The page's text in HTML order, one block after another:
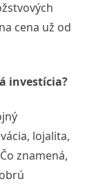
cena už od
investícia?
lojalita,
znamená,